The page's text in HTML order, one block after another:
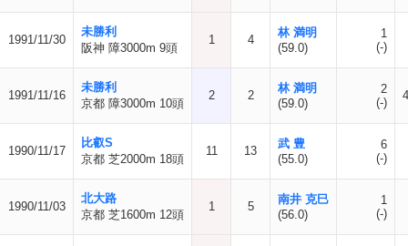
1991/11/30
未勝利
阪神 障3000m 9頭
1 4
林 満明
(59.0)
1
(-)
1991/11/16
未勝利
京都 障3000m 10頭
2 2
林 満明
(59.0)
2
(-)
1990/11/17
比叡S
京都 芝2000m 18頭
11 13
武 豊
(55.0)
6
(-)
1990/11/03
北大路
京都 芝1600m 12頭
1 5
南井 克巳
(56.0)
1
(-)